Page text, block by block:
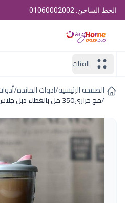
الخط الساخن: 01060002002
الفئات
الصفحة الرئيسية/ادوات المائدة/
/مج حرارى350 مل بالغطاء دبل جلاس اكسفورد